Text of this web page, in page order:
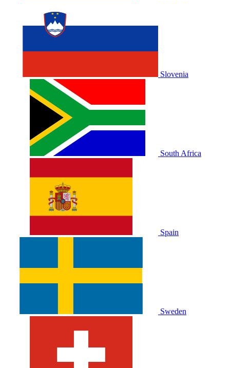
Slovenia
South Africa
Spain
Sweden